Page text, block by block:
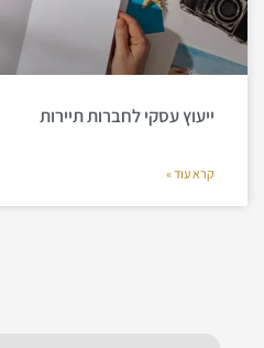
ייעוץ עסקי לחברות תיירות
קרא עוד »